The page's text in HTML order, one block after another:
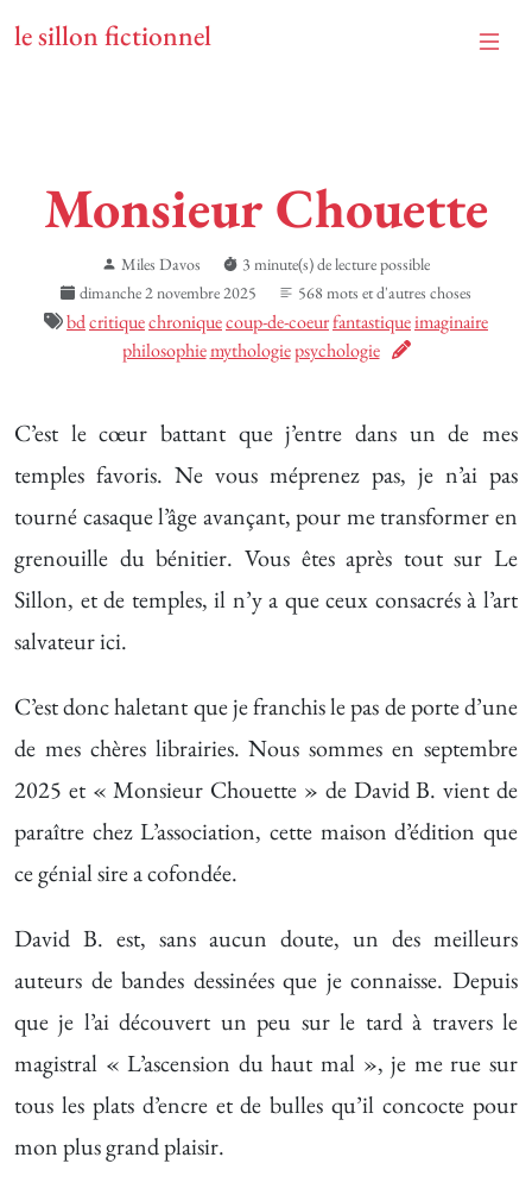
le sillon fictionnel
Monsieur Chouette
Miles Davos
3 minute(s) de lecture possible
dimanche 2 novembre 2025
568 mots et d'autres choses
bdcritiquechroniquecoup-de-coeurfantastiqueimaginaire
philosophiemythologiepsychologie
C’est le cœur battant que j’entre dans un de mes
temples favoris. Ne vous méprenez pas, je n’ai pas
tourné casaque l’âge avançant, pour me transformer en
grenouille du bénitier. Vous êtes après tout sur Le
Sillon, et de temples, il n’y a que ceux consacrés à l’art
salvateur ici.
C’est donc haletant que je franchis le pas de porte d’une
de mes chères librairies. Nous sommes en septembre
2025 et « Monsieur Chouette » de David B. vient de
paraître chez L’association, cette maison d’édition que
ce génial sire a cofondée.
David B. est, sans aucun doute, un des meilleurs
auteurs de bandes dessinées que je connaisse. Depuis
que je l’ai découvert un peu sur le tard à travers le
magistral « L’ascension du haut mal », je me rue sur
tous les plats d’encre et de bulles qu’il concocte pour
mon plus grand plaisir.